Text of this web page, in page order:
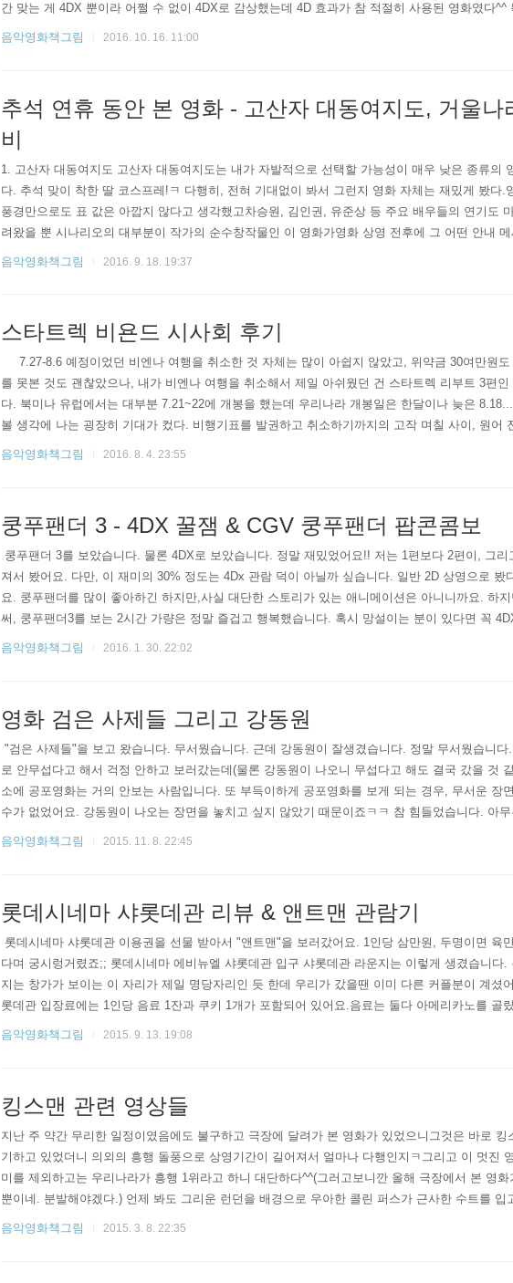
간 맞는 게 4DX 뿐이라 어쩔 수 없이 4DX로 감상했는데 4D 효과가 참 적절히 사용된 영화였다
던가(깜놀!) 영화관에 커다란 비누방울이 잔뜩 나와 환상적인 장면을 연출한다거나 할때가 참 좋
음악영화책그림 2016. 10. 16. 11:00
추석 연휴 동안 본 영화 - 고산자 대동여지도, 거울
비
1. 고산자 대동여지도 고산자 대동여지도는 내가 자발적으로 선택할 가능성이 매우 낮은 종류의
다. 추석 맞이 착한 딸 코스프레!ㅋ 다행히, 전혀 기대없이 봐서 그런지 영화 자체는 재밌게 봤다.
풍경만으로도 표 값은 아깝지 않다고 생각했고차승원, 김인권, 유준상 등 주요 배우들의 연기도
려왔을 뿐 시나리오의 대부분이 작가의 순수창작물인 이 영화가영화 상영 전후에 그 어떤 안내
그런 장치를 제대로 갖췄다면 역사 왜곡 논쟁은 일어나지 않았을텐데... 역사 교육에 도움이 될거
음악영화책그림 2016. 9. 18. 19:37
스타트렉 비욘드 시사회 후기
7.27-8.6 예정이었던 비엔나 여행을 취소한 것 자체는 많이 아쉽지 않았고, 위약금 30여만원
를 못본 것도 괜찮았으나, 내가 비엔나 여행을 취소해서 제일 아쉬웠던 건 스타트렉 리부트 3편
다. 북미나 유럽에서는 대부분 7.21~22에 개봉을 했는데 우리나라 개봉일은 한달이나 늦은
볼 생각에 나는 굉장히 기대가 컸다. 비행기표를 발권하고 취소하기까지의 고작 며칠 사이, 원어
더빙 상영이 우리나라보다 흔하므로 생각없이 갔다간 독어 더빙으로 볼 가능성이 높다 - 결국 모
음악영화책그림 2016. 8. 4. 23:55
쿵푸팬더 3 - 4DX 꿀잼 & CGV 쿵푸팬더 팝콘콤보
쿵푸팬더 3를 보았습니다. 물론 4DX로 보았습니다. 정말 재밌었어요!! 저는 1편보다 2편이, 그
져서 봤어요. 다만, 이 재미의 30% 정도는 4Dx 관람 덕이 아닐까 싶습니다. 일반 2D 상영으로 봤
요. 쿵푸팬더를 많이 좋아하긴 하지만,사실 대단한 스토리가 있는 애니메이션은 아니니까요. 하
써, 쿵푸팬더3를 보는 2시간 가량은 정말 즐겁고 행복했습니다. 혹시 망설이는 분이 있다면 꼭
니다ㅋ 근데 사실 제 주변엔 4DX 포맷을 안좋아하는 분들이 더 많더라구요. 자꾸 등 툭툭 치는
음악영화책그림 2016. 1. 30. 22:02
영화 검은 사제들 그리고 강동원
​"검은 사제들"을 보고 왔습니다. 무서웠습니다. 근데 강동원이 잘생겼습니다. 정말 무서웠습니
로 안무섭다고 해서 걱정 안하고 보러갔는데(물론 강동원이 나오니 무섭다고 해도 결국 갔을 것
소에 공포영화는 거의 안보는 사람입니다. 또 부득이하게 공포영화를 보게 되는 경우, 무서운 장
수가 없었어요. 강동원이 나오는 장면을 놓치고 싶지 않았기 때문이죠ㅋㅋ 참 힘들었습니다. 아
은, 강동원의 미모를 제외하더라도 상당히 괜찮은 영화라고 생각합니다. 지극히 서양스러운 퇴마
음악영화책그림 2015. 11. 8. 22:45
롯데시네마 샤롯데관 리뷰 & 앤트맨 관람기
롯데시네마 샤롯데관 이용권을 선물 받아서 "앤트맨"을 보러갔어요. ​1인당 삼만원, 두명이면 육
다며 궁시렁거렸죠;;​ 롯데시네마 에비뉴엘 샤롯데관 입구 샤롯데관 라운지는 이렇게 생겼습니다
지는 창가가 보이는 이 자리가 제일 명당자리인 듯 한데 우리가 갔을땐 이미 다른 커플분이 계셨
롯데관 입장료에는 1인당 음료 1잔과 쿠키 1개가 포함되어 있어요.음료는 둘다 아메리카노를 골
+정중하다못해 약간 부담... 음료 주문도 무릎 꿇고 받아가심;;; 그리고 티켓팅 할때는 조금 뭐했
음악영화책그림 2015. 9. 13. 19:08
킹스맨 관련 영상들
지난 주 약간 무리한 일정이였음에도 불구하고 극장에 달려가 본 영화가 있었으니그것은 바로
기하고 있었더니 의외의 흥행 돌풍으로 상영기간이 길어져서 얼마나 다행인지ㅋ그리고 이 멋진
미를 제외하고는 우리나라가 흥행 1위라고 하니 대단하다^^(그러고보니깐 올해 극장에서 본 영
뿐이네. 분발해야겠다.) 언제 봐도 그리운 런던을 배경으로 우아한 콜린 퍼스가 근사한 수트를
내가 어찌 안좋아할 수 있으랴잔인한 장면들은 쬐꼼 괴롭긴 한데 그럭저럭 용인할 수 있음...ㅎㅎ
음악영화책그림 2015. 3. 8. 22:35